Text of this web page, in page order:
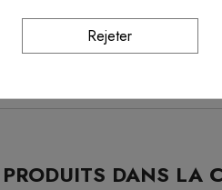
via le formulaire "contact" !
DANS LA
Rejeter